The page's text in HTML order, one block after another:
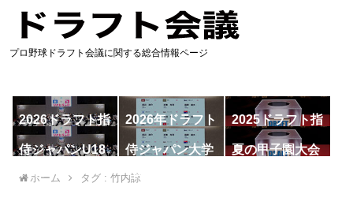
プロ野球ドラフト会議に関する総合情報ページ
2026ドラフト指
名予想
2026年ドラフト
候補
2025ドラフト指
名一覧
侍ジャパンU18
代表
侍ジャパン大学
代表
夏の甲子園大会
ホーム タグ : 竹内諒